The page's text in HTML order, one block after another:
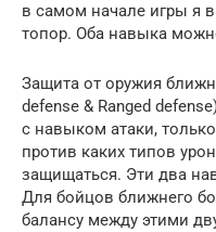
в самом начале игры я
топор. Оба навыка
Защита от оружия
defense & Ranged
с навыком атаки,
против каких типов
защищаться. Эти два
Для бойцов ближнего
балансу между этими